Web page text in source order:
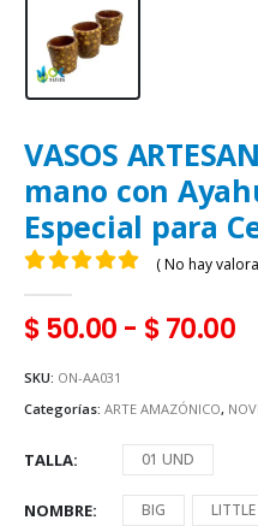
VASOS
mano con
Especial para
( No hay
$50.00 - $70.00
SKU: ON-AA031
Categorías: ARTE AMAZÓNICO,
TALLA 01 UND
NOMBRE BIG LITTLE